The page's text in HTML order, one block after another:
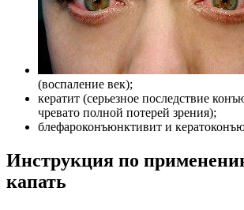
(воспаление век);
кератит (серьезное последствие
чревато полной потерей зрения);
блефароконъюнктивит и
Инструкция по
капать